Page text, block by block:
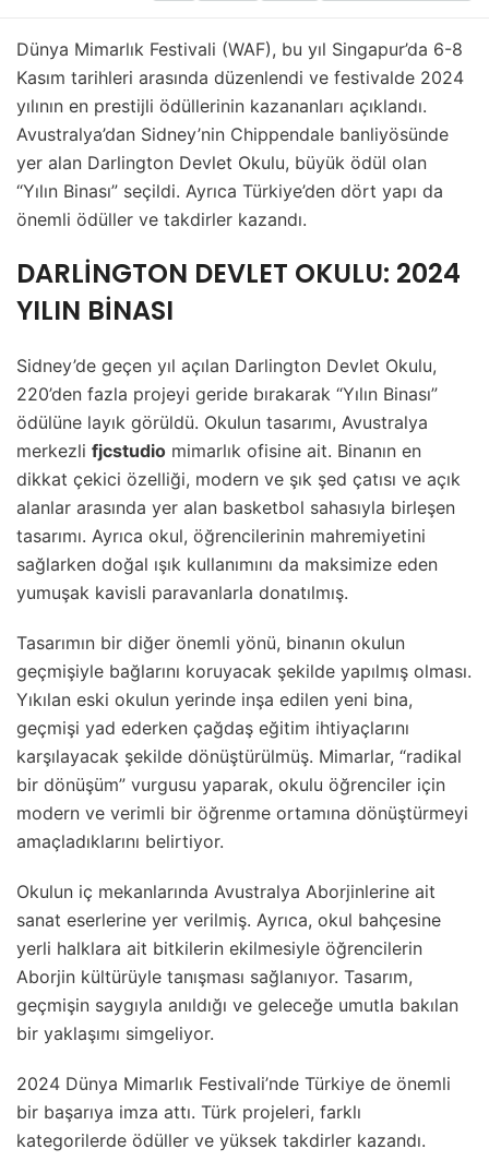
Dünya Mimarlık Festivali (WAF), bu yıl Singapur’da 6-8
Kasım tarihleri arasında düzenlendi ve festivalde 2024
yılının en prestijli ödüllerinin kazananları açıklandı.
Avustralya’dan Sidney’nin Chippendale banliyösünde
yer alan Darlington Devlet Okulu, büyük ödül olan
“Yılın Binası” seçildi. Ayrıca Türkiye’den dört yapı da
önemli ödüller ve takdirler kazandı.
DARLİNGTON DEVLET OKULU: 2024
YILIN BİNASI
Sidney’de geçen yıl açılan Darlington Devlet Okulu,
220’den fazla projeyi geride bırakarak “Yılın Binası”
ödülüne layık görüldü. Okulun tasarımı, Avustralya
merkezli fjcstudio mimarlık ofisine ait. Binanın en
dikkat çekici özelliği, modern ve şık şed çatısı ve açık
alanlar arasında yer alan basketbol sahasıyla birleşen
tasarımı. Ayrıca okul, öğrencilerinin mahremiyetini
sağlarken doğal ışık kullanımını da maksimize eden
yumuşak kavisli paravanlarla donatılmış.
Tasarımın bir diğer önemli yönü, binanın okulun
geçmişiyle bağlarını koruyacak şekilde yapılmış olması.
Yıkılan eski okulun yerinde inşa edilen yeni bina,
geçmişi yad ederken çağdaş eğitim ihtiyaçlarını
karşılayacak şekilde dönüştürülmüş. Mimarlar, “radikal
bir dönüşüm” vurgusu yaparak, okulu öğrenciler için
modern ve verimli bir öğrenme ortamına dönüştürmeyi
amaçladıklarını belirtiyor.
Okulun iç mekanlarında Avustralya Aborjinlerine ait
sanat eserlerine yer verilmiş. Ayrıca, okul bahçesine
yerli halklara ait bitkilerin ekilmesiyle öğrencilerin
Aborjin kültürüyle tanışması sağlanıyor. Tasarım,
geçmişin saygıyla anıldığı ve geleceğe umutla bakılan
bir yaklaşımı simgeliyor.
2024 Dünya Mimarlık Festivali’nde Türkiye de önemli
bir başarıya imza attı. Türk projeleri, farklı
kategorilerde ödüller ve yüksek takdirler kazandı.